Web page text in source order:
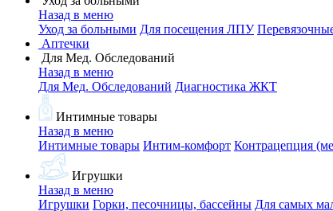
Назад в меню
Уход за больными Для посещения ЛПУ
Аптечки
Для Мед. Обследований
Назад в меню
Для Мед. Обследований Диагностика ЖКТ
Интимные товары
Назад в меню
Интимные товары Интим-комфорт Контрацепция
Игрушки
Назад в меню
Игрушки Горки, песочницы, бассейны Для самых